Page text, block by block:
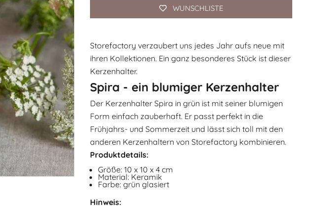
WUNSCHLISTE
Storefactory verzaubert uns jedes Jahr aufs neue mit
ihren Kollektionen. Ein ganz besonderes Stück ist dieser
Kerzenhalter.
Spira - ein blumiger Kerzenhalter
Der Kerzenhalter Spira in grün ist mit seiner blumigen
Form einfach zauberhaft. Er passt perfekt in die
Frühjahrs- und Sommerzeit und lässt sich toll mit den
anderen Kerzenhaltern von Storefactory kombinieren.
Produktdetails:
Größe:10 x 10 x 4 cm
Material: Keramik
Farbe: grün glasiert
Hinweis: